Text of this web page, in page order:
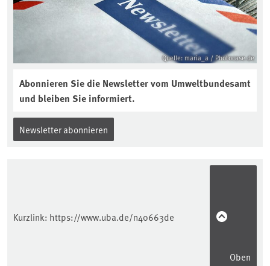
Quelle: maria_a / Photocase.de
Abonnieren Sie die Newsletter vom Umweltbundesamt
und bleiben Sie informiert.
Newsletter abonnieren
Kurzlink: https://www.uba.de/n40663de
Oben